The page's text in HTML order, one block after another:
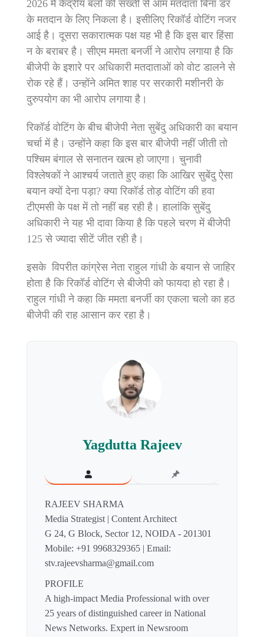
2026 में केंद्रीय बलों की सख्ती से आम मतदाता बिना डर
के मतदान के लिए निकला है। इसीलिए रिकॉर्ड वोटिंग नजर
आई है। दूसरा सकारात्मक पक्ष यह भी है कि इस बार हिंसा
न के बराबर है। सीएम ममता बनर्जी ने आरोप लगाया है कि
बीजेपी के इशारे पर अधिकारी मतदाताओं को वोट डालने से
रोक रहे हैं। उन्होंने अमित शाह पर सरकारी मशीनरी के
दुरुपयोग का भी आरोप लगाया है।
रिकॉर्ड वोटिंग के बीच बीजेपी नेता सुबेंदु अधिकारी का बयान
चर्चा में है। उन्होंने कहा कि इस बार बीजेपी नहीं जीती तो
पश्चिम बंगाल से सनातन खत्म हो जाएगा। चुनावी
विश्लेषकों ने आश्चर्य जताते हुए कहा कि आखिर सुबेंदु ऐसा
बयान क्यों देना पड़ा? क्या रिकॉर्ड तोड़ वोटिंग की हवा
टीएमसी के पक्ष में तो नहीं बह रही है। हालांकि सुबेंदु
अधिकारी ने यह भी दावा किया है कि पहले चरण में बीजेपी
125 से ज्यादा सीटें जीत रही है।
इसके विपरीत कांग्रेस नेता राहुल गांधी के बयान से जाहिर
होता है कि रिकॉर्ड वोटिंग से बीजेपी को फायदा हो रहा है।
राहुल गांधी ने कहा कि ममता बनर्जी का एकला चलो का हठ
बीजेपी की राह आसान कर रहा है।
Yagdutta Rajeev
RAJEEV SHARMA
Media Strategist | Content Architect
G 24, G Block, Sector 12, NOIDA - 201301
Mobile: +91 9968329365 | Email:
stv.rajeevsharma@gmail.com
PROFILE
A high-impact Media Professional with over
25 years of distinguished career in National
News Networks. Expert in Newsroom